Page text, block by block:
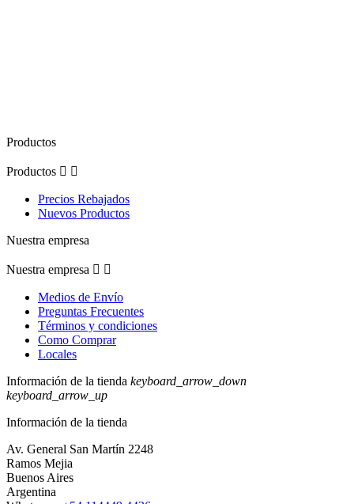
Productos
Productos  
Precios Rebajados
Nuevos Productos
Nuestra empresa
Nuestra empresa  
Medios de Envío
Preguntas Frecuentes
Términos y condiciones
Como Comprar
Locales
Información de la tienda keyboard_arrow_down
keyboard_arrow_up
Información de la tienda
Av. General San Martín 2248
Ramos Mejia
Buenos Aires
Argentina